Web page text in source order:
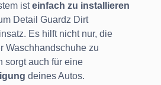
isteinfach zu installieren
Detail Guardz Dirt
Es hilft nicht nur, die
Waschhandschuhe zu
sorgt auch für eine
deines Autos.